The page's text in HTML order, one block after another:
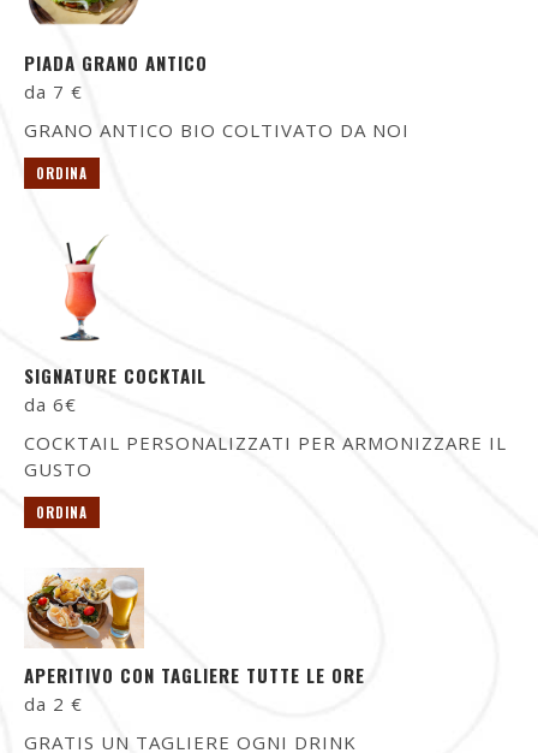
PIADA GRANO ANTICO
da 7 €
GRANO ANTICO BIO COLTIVATO DA NOI
ORDINA
SIGNATURE COCKTAIL
da 6€
COCKTAIL PERSONALIZZATI PER ARMONIZZARE IL
GUSTO
ORDINA
APERITIVO CON TAGLIERE TUTTE LE ORE
da 2 €
GRATIS UN TAGLIERE OGNI DRINK